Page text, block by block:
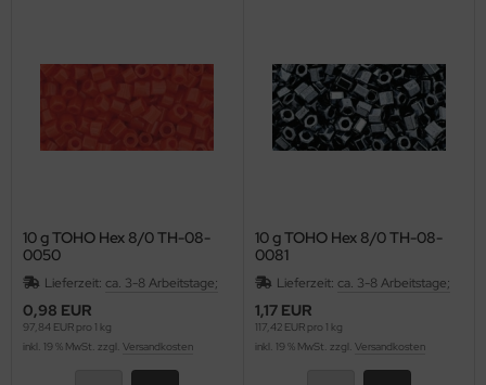
10 g TOHO Hex 8/0 TH-08-
0050
Lieferzeit: ca. 3-8 Arbeitstage;
0,98 EUR
97,84 EUR pro 1 kg
inkl. 19 % MwSt. zzgl. Versandkosten
10 g TOHO Hex 8/0 TH-08-
0081
Lieferzeit: ca. 3-8 Arbeitstage;
1,17 EUR
117,42 EUR pro 1 kg
inkl. 19 % MwSt. zzgl. Versandkosten